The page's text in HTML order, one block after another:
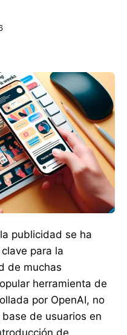
publicidad se ha
para la
de muchas
herramienta de
por OpenAI, no
de usuarios en